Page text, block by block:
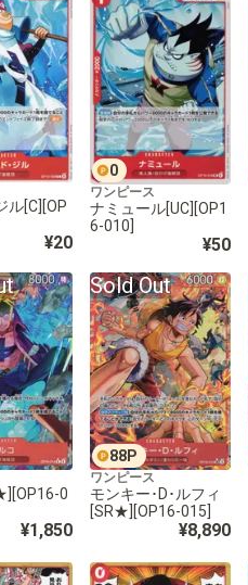
ル[C][OP
¥20
0
ワンピース
ナミュール[UC][OP1
6-010]
¥50
0
¥1,850
Sold Out
88P
ワンピース
モンキー･D･ルフィ
[SR★][OP16-015]
¥8,890